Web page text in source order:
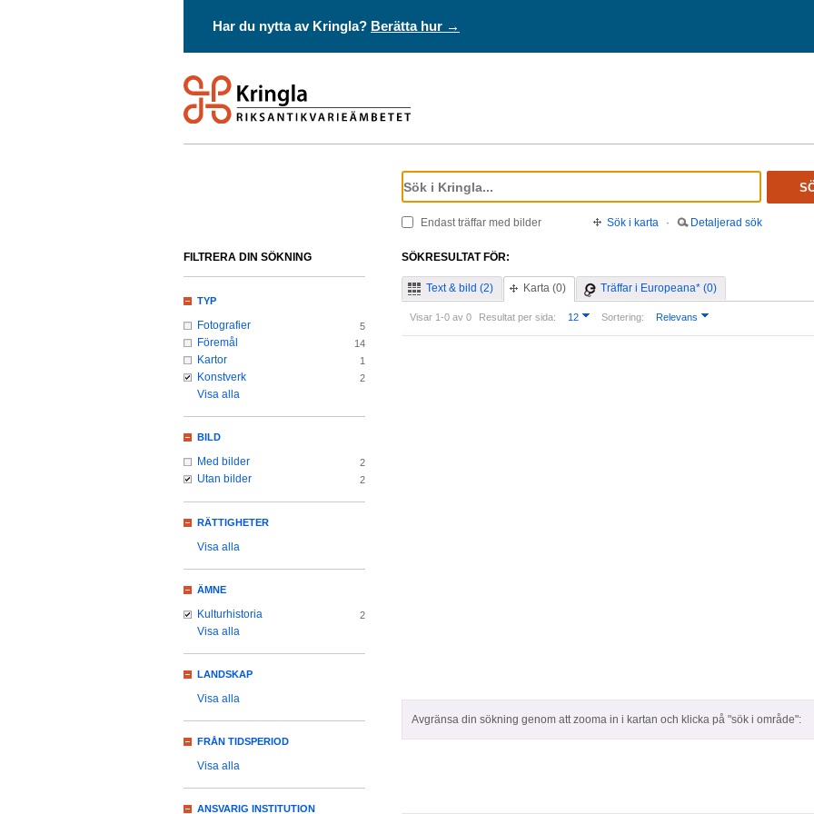
Har du nytta av Kringla? Berätta hur →
Endast träffar med bilder Sök i karta · Detaljerad sök
SÖKRESULTAT FÖR:
Text & bild (2) Karta (0) Träffar i Europeana* (0)
Visar 1-0 av 0 Resultat per sida: 12 Sortering: Relevans
Avgränsa din sökning genom att zooma in i kartan och klicka på "sök i område":
FILTRERA DIN SÖKNING
TYP
Fotografier 5
Föremål 14
Kartor 1
Konstverk 2
Visa alla
BILD
Med bilder 2
Utan bilder 2
RÄTTIGHETER
Visa alla
ÄMNE
Kulturhistoria 2
Visa alla
LANDSKAP
Visa alla
FRÅN TIDSPERIOD
Visa alla
ANSVARIG INSTITUTION